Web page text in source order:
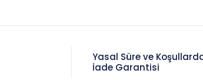
Yasal Süre ve
İade Garantisi